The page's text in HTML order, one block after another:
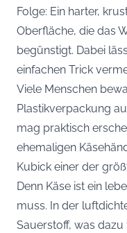
Folge: Ein harter,
Oberfläche, die das
begünstigt. Dabei
einfachen Trick
Viele Menschen
Plastikverpackung
mag praktisch
ehemaligen
Kubick einer der
Denn Käse ist ein
muss. In der
Sauerstoff, was